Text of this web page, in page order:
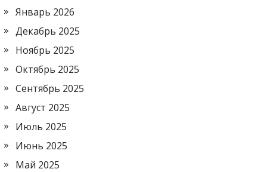
Январь 2026
Декабрь 2025
Ноябрь 2025
Октябрь 2025
Сентябрь 2025
Август 2025
Июль 2025
Июнь 2025
Май 2025